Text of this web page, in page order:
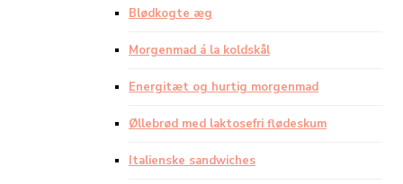
Blødkogte æg
Morgenmad á la koldskål
Energitæt og hurtig morgenmad
Øllebrød med laktosefri flødeskum
Italienske sandwiches